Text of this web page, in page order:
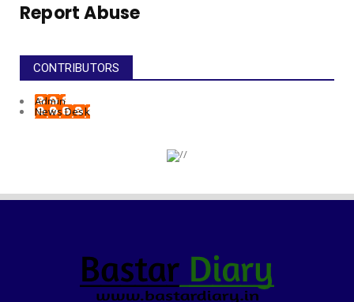
Report Abuse
CONTRIBUTORS
Admin
News Desk